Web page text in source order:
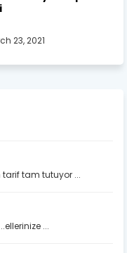
23, 2021
tam tutuyor ...
...